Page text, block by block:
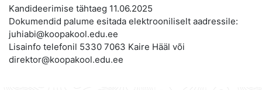
Kandideerimise tähtaeg 11.06.2025
Dokumendid palume esitada elektrooniliselt aadressile:
juhiabi@koopakool.edu.ee
Lisainfo telefonil 5330 7063 Kaire Hääl või
direktor@koopakool.edu.ee